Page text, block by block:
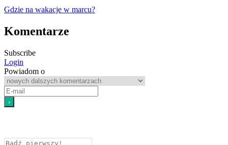
Gdzie na wakacje w marcu?
Komentarze
Subscribe
Login
Powiadom o